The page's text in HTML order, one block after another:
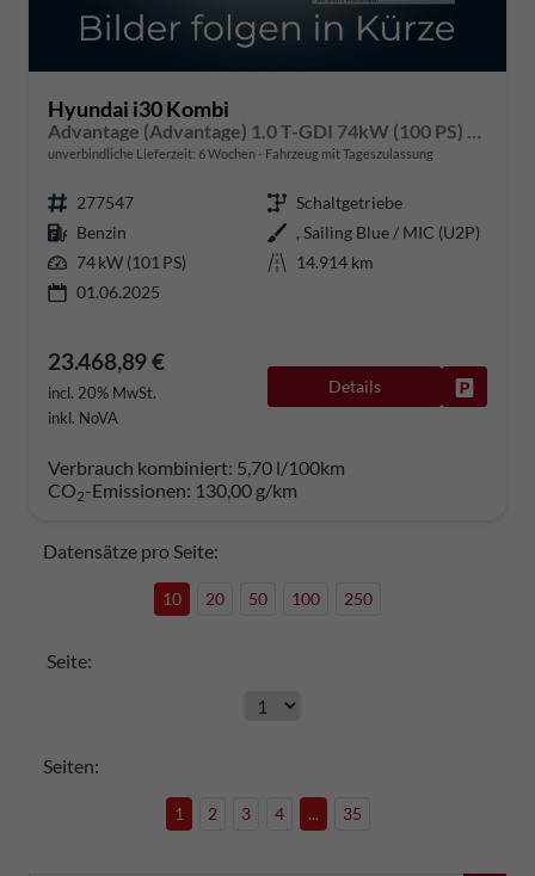
Hyundai i30 Kombi
unverbindliche Lieferzeit: 6 Wochen Fahrzeug mit Tageszulassung
277547
Schaltgetriebe
Benzin
, Sailing Blue / MIC (U2P)
74 kW (101 PS)
14.914 km
01.06.2025
23.468,89 €
incl. 20% MwSt.
inkl. NoVA
Details
Verbrauch kombiniert: 5,70 l/100km
CO2-Emissionen: 130,00 g/km
Datensätze pro Seite:
10 20 50 100 250
Seite:
Seiten:
1 2 3 4 ... 35